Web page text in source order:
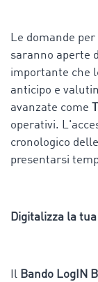
Le domande
saranno aperte
importante che
anticipo e
avanzate come
operativi.
cronologico
presentarsi
Digitalizza la
Il Bando LogIN